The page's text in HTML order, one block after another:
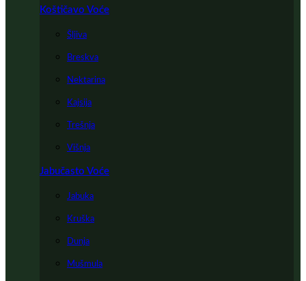
Koštičavo Voće
Šljiva
Breskva
Nektarina
Kajsija
Trešnja
Višnja
Jabučasto Voće
Jabuka
Kruška
Dunja
Mušmula